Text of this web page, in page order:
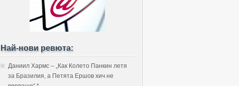
Най-нови ревюта:
Даниил Хармс – „Как Колето Панкин летя
за Бразилия, а Петята Ершов хич не